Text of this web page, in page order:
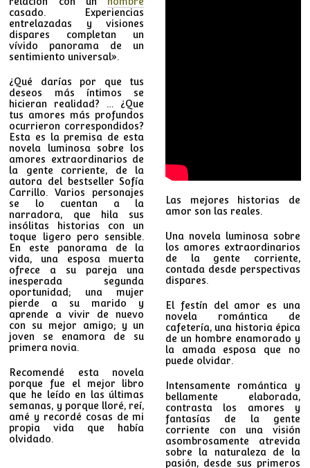
casado. Experiencias
entrelazadas y visiones
dispares completan un
vívido panorama de un
sentimiento universal».
¿Qué darías por que tus
deseos más íntimos se
hicieran realidad? … ¿Que
tus amores más profundos
ocurrieron correspondidos?
Esta es la premisa de esta
novela luminosa sobre los
amores extraordinarios de
la gente corriente, de la
autora del bestseller Sofía
Carrillo. Varios personajes
se lo cuentan a la
narradora, que hila sus
insólitas historias con un
toque ligero pero sensible.
En este panorama de la
vida, una esposa muerta
ofrece a su pareja una
inesperada segunda
oportunidad; una mujer
pierde a su marido y
aprende a vivir de nuevo
con su mejor amigo; y un
joven se enamora de su
primera novia.
Recomendé esta novela
porque fue el mejor libro
que he leído en las últimas
semanas, y porque lloré, reí,
amé y recordé cosas de mi
propia vida que había
olvidado.
Las mejores historias de
amor son las reales.
Una novela luminosa sobre
los amores extraordinarios
de la gente corriente,
contada desde perspectivas
dispares.
El festín del amor es una
novela romántica de
cafetería, una historia épica
de un hombre enamorado y
la amada esposa que no
puede olvidar.
Intensamente romántica y
bellamente elaborada,
contrasta los amores y
fantasías de la gente
corriente con una visión
asombrosamente atrevida
sobre la naturaleza de la
pasión, desde sus primeros